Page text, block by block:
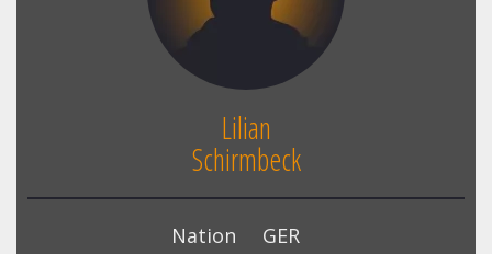
Lilian
Schirmbeck
Nation
GER